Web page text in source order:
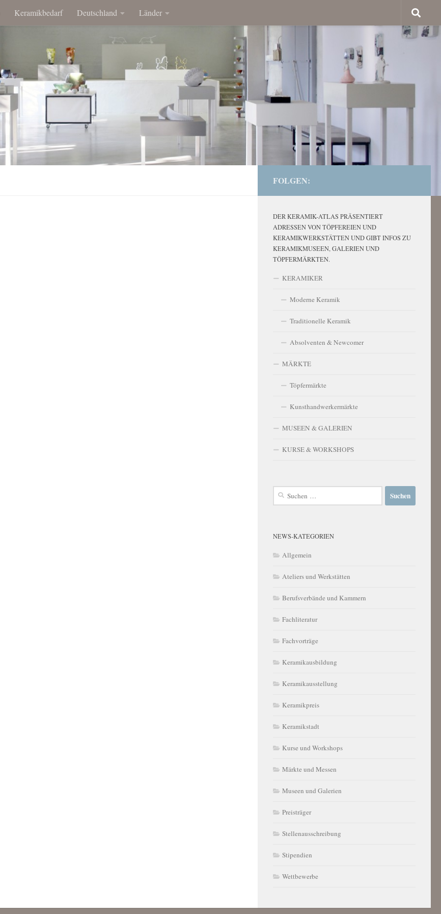
Keramikbedarf Deutschland Länder
FOLGEN:
DER KERAMIK-ATLAS PRÄSENTIERT
ADRESSEN VON TÖPFEREIEN UND
KERAMIKWERKSTÄTTEN UND GIBT INFOS ZU
KERAMIKMUSEEN, GALERIEN UND
TÖPFERMÄRKTEN.
KERAMIKER
Moderne Keramik
Traditionelle Keramik
Absolventen & Newcomer
MÄRKTE
Töpfermärkte
Kunsthandwerkermärkte
MUSEEN & GALERIEN
KURSE & WORKSHOPS
Suchen
NEWS-KATEGORIEN
Allgemein
Ateliers und Werkstätten
Berufsverbände und Kammern
Fachliteratur
Fachvorträge
Keramikausbildung
Keramikausstellung
Keramikpreis
Keramikstadt
Kurse und Workshops
Märkte und Messen
Museen und Galerien
Preisträger
Stellenausschreibung
Stipendien
Wettbewerbe